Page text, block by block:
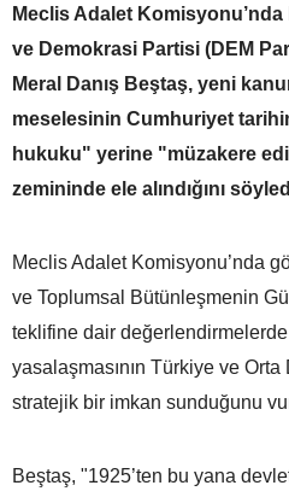
Meclis Adalet
ve Demokrasi Partisi (DEM
Meral Danış Beştaş, yeni
meselesinin Cumhuriyet
hukuku" yerine "müzakere
zemininde ele alındığını
Meclis Adalet Komisyonu’nda
ve Toplumsal Bütünleşmenin
teklifine dair
yasalaşmasının Türkiye ve Orta
stratejik bir imkan sunduğunu
Beştaş, "1925’ten bu yana